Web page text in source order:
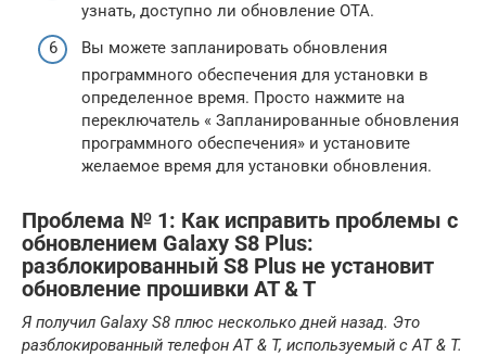
узнать, доступно ли обновление OTA.
Вы можете запланировать обновления
программного обеспечения для установки в
определенное время. Просто нажмите на
переключатель « Запланированные обновления
программного обеспечения» и установите
желаемое время для установки обновления.
Проблема № 1: Как исправить проблемы с
обновлением Galaxy S8 Plus:
разблокированный S8 Plus не установит
обновление прошивки AT & T
Я получил Galaxy S8 плюс несколько дней назад. Это
разблокированный телефон AT & T, используемый с AT & T.